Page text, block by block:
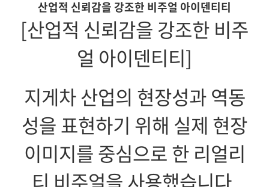
산업적 신뢰감을 강조한 비주얼 아이덴티티
[산업적 신뢰감을 강조한 비주
얼 아이덴티티]
지게차 산업의 현장성과 역동
성을 표현하기 위해 실제 현장
이미지를 중심으로 한 리얼리
티 비주얼을 사용했습니다.